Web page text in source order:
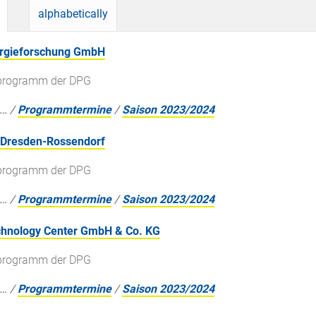
alphabetically
GmbH
der DPG
… /Programmtermine /Saison 2023/2024
Rossendorf
der DPG
… /Programmtermine /Saison 2023/2024
Center GmbH & Co. KG
der DPG
… /Programmtermine /Saison 2023/2024